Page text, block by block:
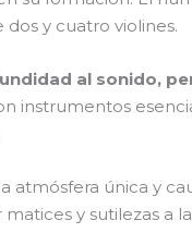
y cuatro violines.
al sonido,
instrumentos
única y
y sutilezas a